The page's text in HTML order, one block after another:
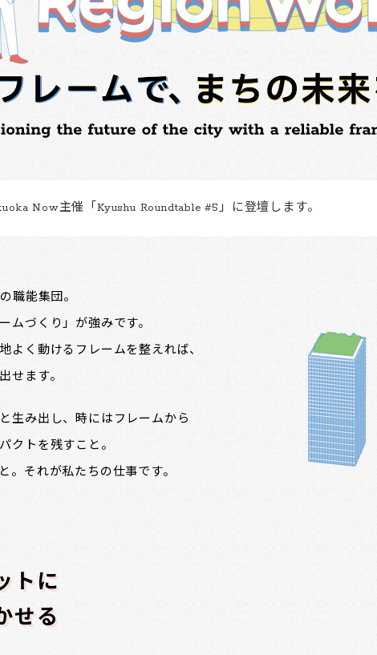
Now主催「Kyushu Roundtable #5」に登壇します。
職能集団。
ムづくり」が強みです。
よく動けるフレームを整えれば、
せます。
生み出し、時にはフレームから
クトを残すこと。
。それが私たちの仕事です。
トに
せる